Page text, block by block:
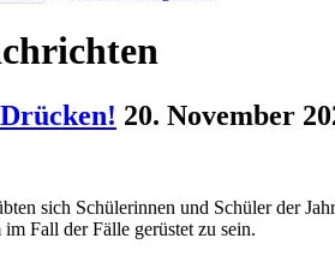
20. November
sich Schülerinnen und Schüler der
Fall der Fälle gerüstet zu sein.